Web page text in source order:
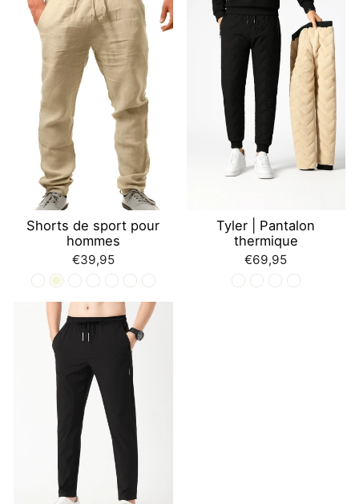
Shorts de sport pour
hommes
€39,95
Tyler | Pantalon
thermique
€69,95